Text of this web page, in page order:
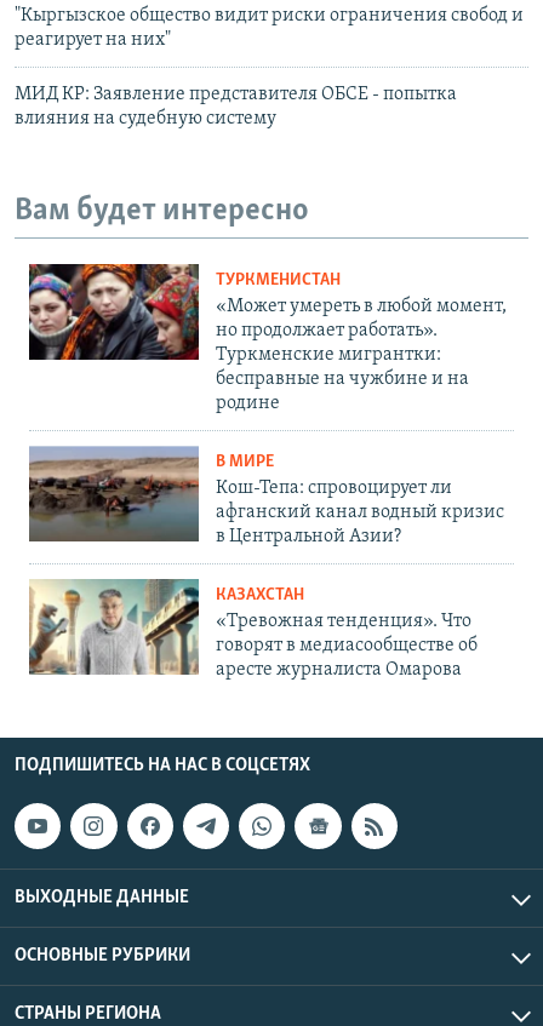
"Кыргызское общество видит риски ограничения свобод и
реагирует на них"
МИД КР: Заявление представителя ОБСЕ - попытка
влияния на судебную систему
Вам будет интересно
ТУРКМЕНИСТАН
«Может умереть в любой момент,
но продолжает работать».
Туркменские мигрантки:
бесправные на чужбине и на
родине
В МИРЕ
Кош-Тепа: спровоцирует ли
афганский канал водный кризис
в Центральной Азии?
КАЗАХСТАН
«Тревожная тенденция». Что
говорят в медиасообществе об
аресте журналиста Омарова
ПОДПИШИТЕСЬ НА НАС В СОЦСЕТЯХ
ВЫХОДНЫЕ ДАННЫЕ
ОСНОВНЫЕ РУБРИКИ
СТРАНЫ РЕГИОНА